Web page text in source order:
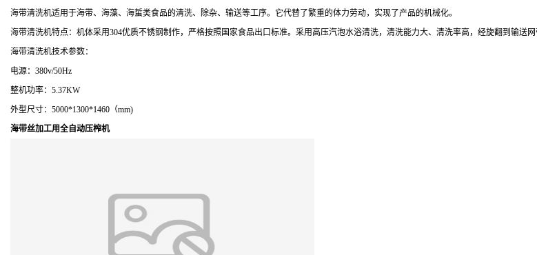
海带清洗机适用于海带、海藻、海蜇类食品的清洗、除杂、输送等工序。它代替了繁重的体力劳动，实现了产品的机械化。
海带清洗机特点：机体采用304优质不锈钢制作，严格按照国家食品出口标准。采用高压汽泡水浴清洗，清洗能力大、清洗率高，经旋翻到输送
海带清洗机技术参数：
电源：380v/50Hz
整机功率：5.37KW
外型尺寸：5000*1300*1460（mm)
海带丝加工用全自动压榨机